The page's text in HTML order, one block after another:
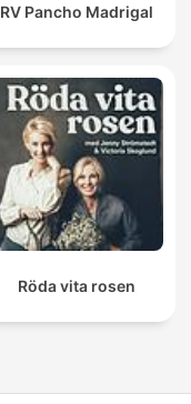
RV Pancho Madrigal
Röda vita rosen